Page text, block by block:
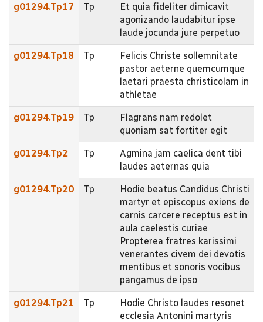
g01294.Tp17 Tp
Et quia fideliter dimicavit
agonizando laudabitur ipse
laude jocunda jure perpetuo
g01294.Tp18 Tp
Felicis Christe sollemnitate
pastor aeterne quemcumque
laetari praesta christicolam in
athletae
g01294.Tp19 Tp
Flagrans nam redolet
quoniam sat fortiter egit
g01294.Tp2 Tp
Agmina jam caelica dent tibi
laudes aeternas quia
g01294.Tp20 Tp
Hodie beatus Candidus Christi
martyr et episcopus exiens de
carnis carcere receptus est in
aula caelestis curiae
Propterea fratres karissimi
venerantes civem dei devotis
mentibus et sonoris vocibus
pangamus de ipso
g01294.Tp21 Tp
Hodie Christo laudes resonet
ecclesia Antonini martyris